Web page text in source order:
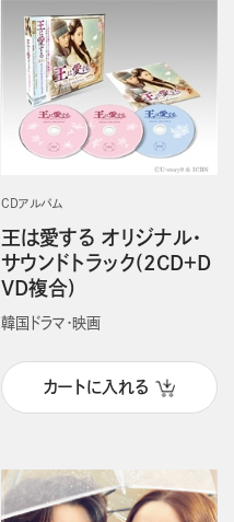
CDアルバム
王は愛する オリジナル・
サウンドトラック(2CD＋D
VD複合)
韓国ドラマ・映画
カートに入れる